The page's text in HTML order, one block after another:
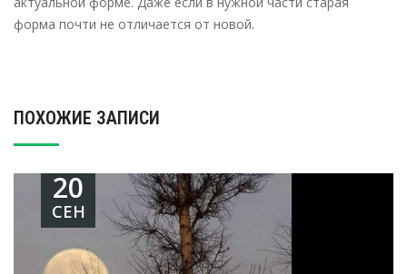
форма почти не отличается от новой.
ПОХОЖИЕ ЗАПИСИ
20
СЕН